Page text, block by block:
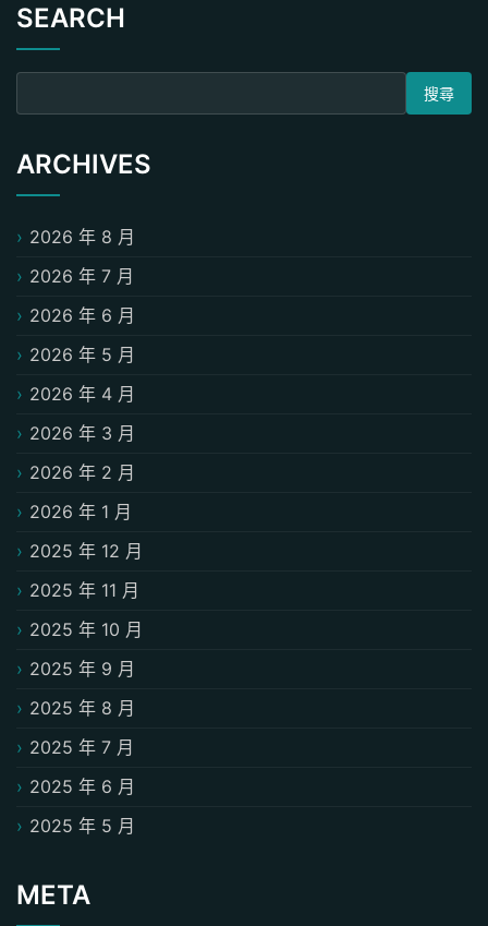
SEARCH
搜尋關鍵字:
ARCHIVES
2026 年 8 月
2026 年 7 月
2026 年 6 月
2026 年 5 月
2026 年 4 月
2026 年 3 月
2026 年 2 月
2026 年 1 月
2025 年 12 月
2025 年 11 月
2025 年 10 月
2025 年 9 月
2025 年 8 月
2025 年 7 月
2025 年 6 月
2025 年 5 月
META